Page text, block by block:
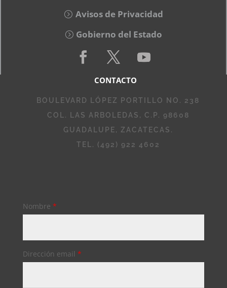
Avisos de Privacidad
Gobierno del Estado
CONTACTO
BOULEVARD LÓPEZ PORTILLO NO. 238
COL. LAS ARBOLEDAS, C.P. 98608
GUADALUPE, ZACATECAS.
TEL. (492) 922 4602
Nombre *
Dirección email *